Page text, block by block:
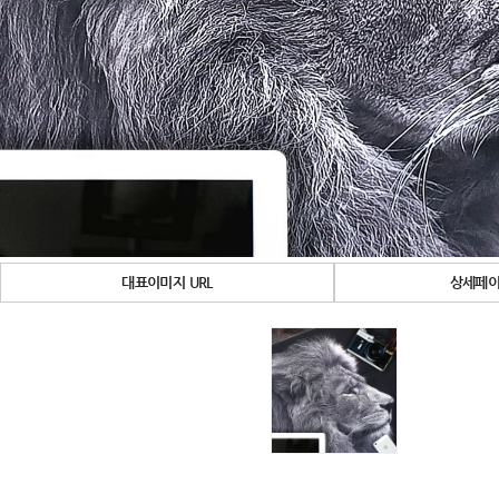
대표이미지 URL 상세페